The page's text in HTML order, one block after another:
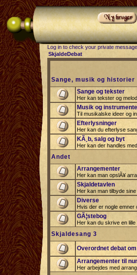
Log in to check your private
SkjaldeDebat
Sange, musik og historier
Sange og tekster
Her kan tekster og
Musik og
Til musikalske ideer og
Efterlysninger
Her kan du efterlyse
KÃ¸b, salg og byt
Her kan der handles
Andet
Arrangementer
Her kan man opslÃ¥
Skjaldetavlen
Her kan man tilbyde
Diverse
Hvis der er nogle emner
GÃ¦stebog
Her kan du skrive en lille
Skjaldesang 3
Overordnet debat
Arrangementer til
Her arbejdes med